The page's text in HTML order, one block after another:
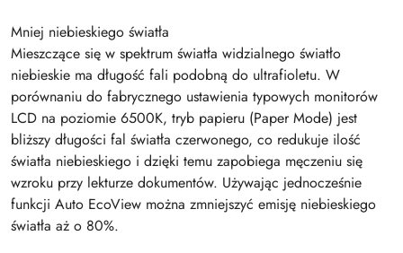
Mniej niebieskiego światła
Mieszczące się w spektrum światła widzialnego światło
niebieskie ma długość fali podobną do ultrafioletu. W
porównaniu do fabrycznego ustawienia typowych monitorów
LCD na poziomie 6500K, tryb papieru (Paper Mode) jest
bliższy długości fal światła czerwonego, co redukuje ilość
światła niebieskiego i dzięki temu zapobiega męczeniu się
wzroku przy lekturze dokumentów. Używając jednocześnie
funkcji Auto EcoView można zmniejszyć emisję niebieskiego
światła aż o 80%.